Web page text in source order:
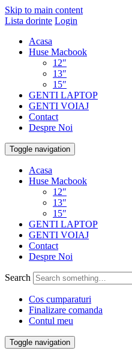
Skip to main content
Lista dorinte Login
Acasa
Huse Macbook
12″
13″
15″
GENTI LAPTOP
GENTI VOIAJ
Contact
Despre Noi
Toggle navigation
Acasa
Huse Macbook
12″
13″
15″
GENTI LAPTOP
GENTI VOIAJ
Contact
Despre Noi
Search
Cos cumparaturi
Finalizare comanda
Contul meu
Toggle navigation